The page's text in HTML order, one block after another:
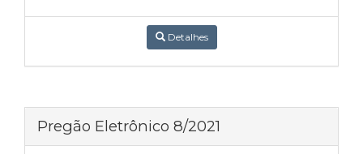
Detalhes
Pregão Eletrônico 8/2021